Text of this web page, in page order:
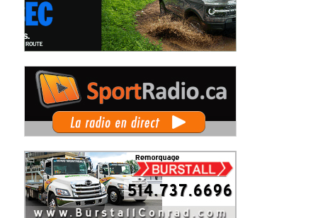
TB Autosports en piste lors de la
Coupe du Maire au Grand Prix de
Trois-Rivières
Jeudi 6 août 2026
Deux événements phares à venir
pour le film Villeneuve :
d'une légende (+ vidéo)
Jeudi 6 août 2026
WRC Rallye de Finlande 2026 -
Étapes dimanche et podium
WRC Rallye de Finlande 2026 -
Étapes samedi